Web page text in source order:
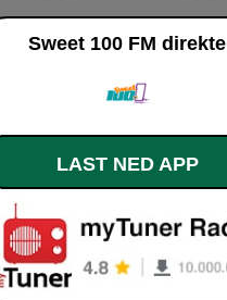
Sweet 100 FM direkte
LAST NED APP